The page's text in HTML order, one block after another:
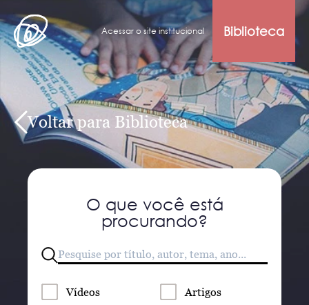
Acessar o site institucional Biblioteca
Voltar para Biblioteca
O que você está
procurando?
Vídeos Artigos